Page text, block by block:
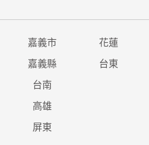
嘉義市 花蓮
嘉義縣 台東
台南
高雄
屏東